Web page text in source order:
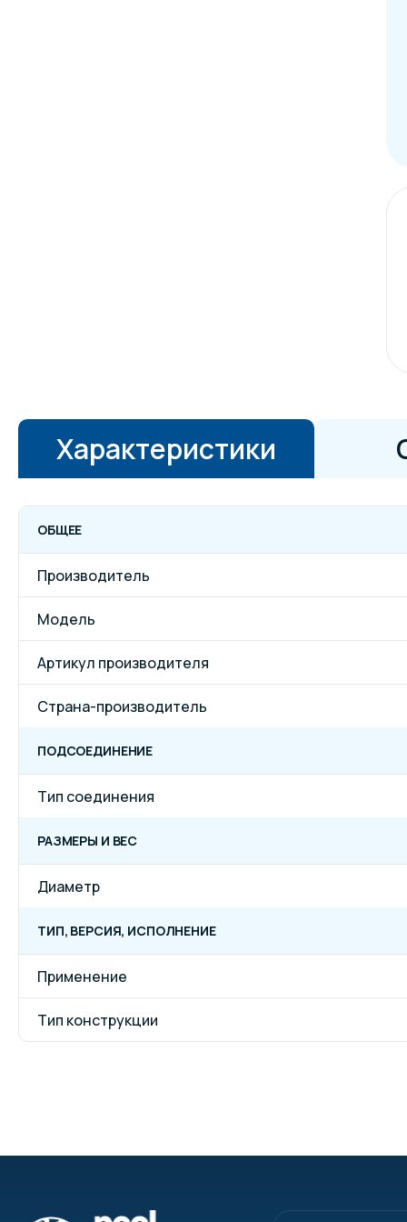
Характеристики
ОБЩЕЕ
Производитель
Модель
Артикул производителя
Страна-производитель
ПОДСОЕДИНЕНИЕ
Тип соединения
РАЗМЕРЫ И ВЕС
Диаметр
ТИП, ВЕРСИЯ, ИСПОЛНЕНИЕ
Применение
Тип конструкции